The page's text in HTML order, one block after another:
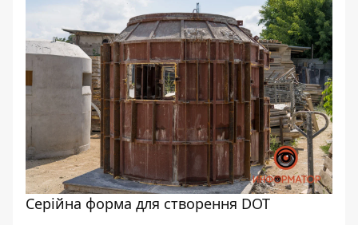
Серійна форма для створення DOT